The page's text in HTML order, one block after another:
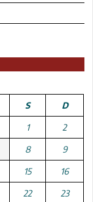
S D
1 2
8 9
15 16
22 23